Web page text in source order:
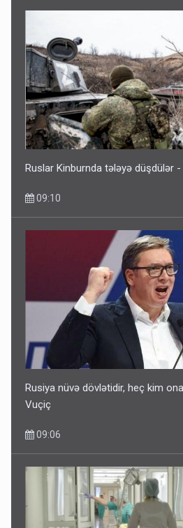
Ruslar Kinburnda tələyə düşdülər -
09:10
Rusiya nüvə dövlətidir, heç kim
Vuçiç
09:06